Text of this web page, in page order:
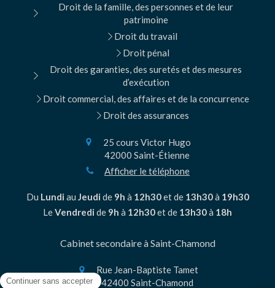
Droit de la famille, des personnes et de leur
patrimoine
Droit du travail
Droit pénal
Droit des garanties, des suretés et des mesures
d’exécution
Droit commercial, des affaires et de la concurrence
Droit des assurances
25 cours Victor Hugo
42000 Saint-Étienne
Afficher le téléphone
Du Lundiau Jeudide 9h à 12h30et de 13h30à 19h30
LeVendredide 9h à 12h30et de 13h30à 18h
Cabinet secondaire à Saint-Chamond
Rue Jean-Baptiste Tamet
42400 Saint-Chamond